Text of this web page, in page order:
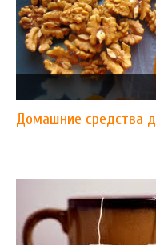
Домашние средства